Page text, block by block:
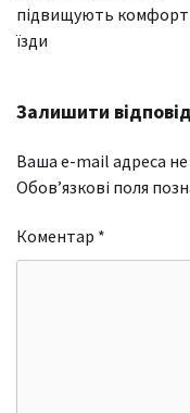
підвищують комфорт
їзди
Залишити
Ваша e-mail адреса
Обов’язкові поля
Коментар *